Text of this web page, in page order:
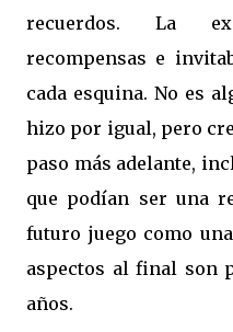
recuerdos. La
recompensas e
cada esquina. No es
hizo por igual, pero
paso más adelante,
que podían ser una
futuro juego como
aspectos al final son
años.